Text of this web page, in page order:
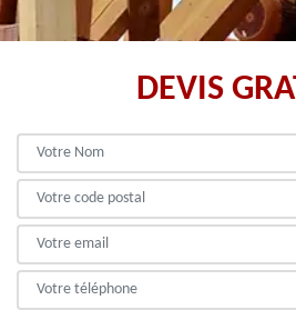
DEVIS